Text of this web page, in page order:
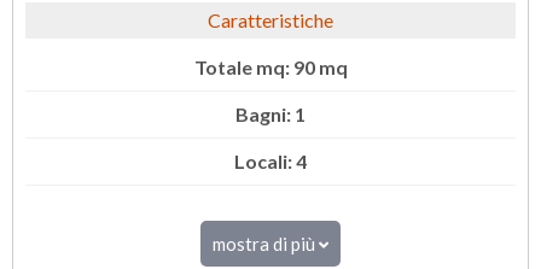
Caratteristiche
Totale mq: 90 mq
Bagni: 1
Locali: 4
mostra di più